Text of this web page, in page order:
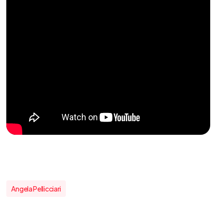
Angela Pellicciari